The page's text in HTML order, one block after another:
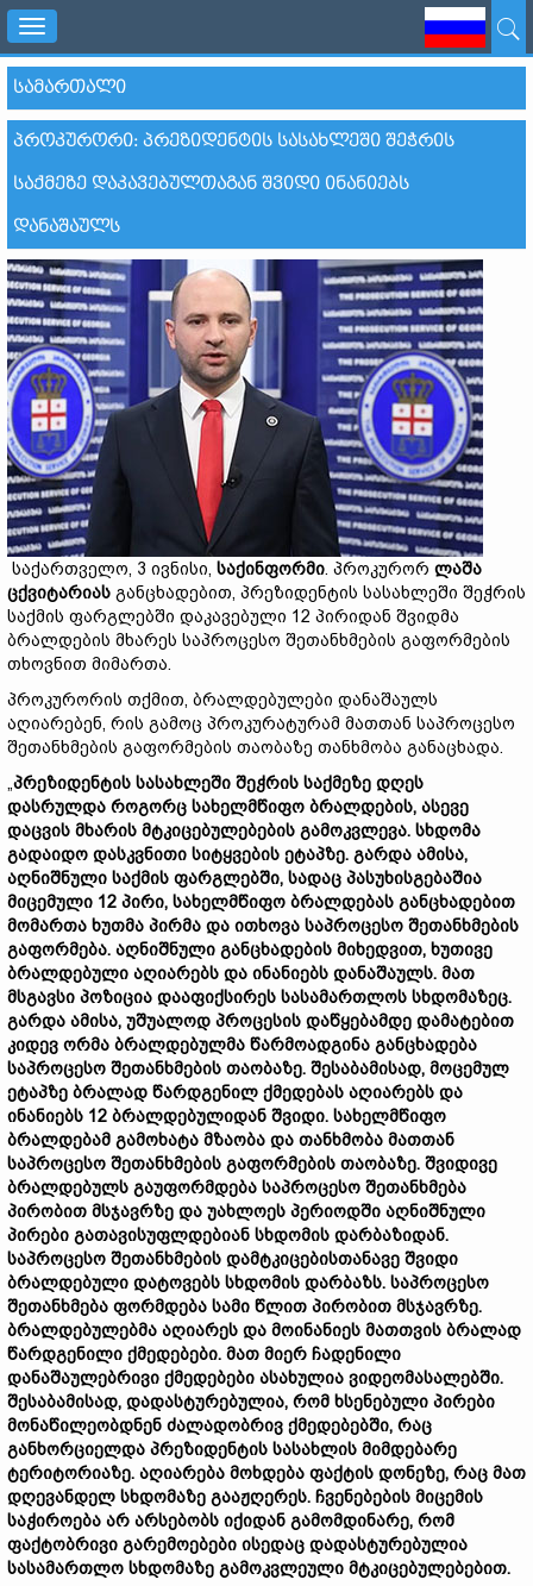
Toggle
navigation
ᲡᲐᲛᲐᲠᲗᲐᲚᲘ
ᲞᲠᲝᲙᲣᲠᲝᲠᲘ: ᲞᲠᲔᲖᲘᲓᲔᲜᲢᲘᲡ ᲡᲐᲡᲐᲮᲚᲔᲨᲘ ᲨᲔᲭᲠᲘᲡ
ᲡᲐᲥᲛᲔᲖᲔ ᲓᲐᲙᲐᲕᲔᲑᲣᲚᲗᲐᲒᲐᲜ ᲨᲕᲘᲓᲘ ᲘᲜᲐᲜᲘᲔᲑᲡ
ᲓᲐᲜᲐᲨᲐᲣᲚᲡ
საქართველო, 3 ივნისი, საქინფორმი. პროკურორ ლაშა
ცქვიტარიას განცხადებით, პრეზიდენტის სასახლეში შეჭრის
საქმის ფარგლებში დაკავებული 12 პირიდან შვიდმა
ბრალდების მხარეს საპროცესო შეთანხმების გაფორმების
თხოვნით მიმართა.
პროკურორის თქმით, ბრალდებულები დანაშაულს
აღიარებენ, რის გამოც პროკურატურამ მათთან საპროცესო
შეთანხმების გაფორმების თაობაზე თანხმობა განაცხადა.
„პრეზიდენტის სასახლეში შეჭრის საქმეზე დღეს
დასრულდა როგორც სახელმწიფო ბრალდების, ასევე
დაცვის მხარის მტკიცებულებების გამოკვლევა. სხდომა
გადაიდო დასკვნითი სიტყვების ეტაპზე. გარდა ამისა,
აღნიშნული საქმის ფარგლებში, სადაც პასუხისგებაშია
მიცემული 12 პირი, სახელმწიფო ბრალდებას განცხადებით
მომართა ხუთმა პირმა და ითხოვა საპროცესო შეთანხმების
გაფორმება. აღნიშნული განცხადების მიხედვით, ხუთივე
ბრალდებული აღიარებს და ინანიებს დანაშაულს. მათ
მსგავსი პოზიცია დააფიქსირეს სასამართლოს სხდომაზეც.
გარდა ამისა, უშუალოდ პროცესის დაწყებამდე დამატებით
კიდევ ორმა ბრალდებულმა წარმოადგინა განცხადება
საპროცესო შეთანხმების თაობაზე. შესაბამისად, მოცემულ
ეტაპზე ბრალად წარდგენილ ქმედებას აღიარებს და
ინანიებს 12 ბრალდებულიდან შვიდი. სახელმწიფო
ბრალდებამ გამოხატა მზაობა და თანხმობა მათთან
საპროცესო შეთანხმების გაფორმების თაობაზე. შვიდივე
ბრალდებულს გაუფორმდება საპროცესო შეთანხმება
პირობით მსჯავრზე და უახლოეს პერიოდში აღნიშნული
პირები გათავისუფლდებიან სხდომის დარბაზიდან.
საპროცესო შეთანხმების დამტკიცებისთანავე შვიდი
ბრალდებული დატოვებს სხდომის დარბაზს. საპროცესო
შეთანხმება ფორმდება სამი წლით პირობით მსჯავრზე.
ბრალდებულებმა აღიარეს და მოინანიეს მათთვის ბრალად
წარდგენილი ქმედებები. მათ მიერ ჩადენილი
დანაშაულებრივი ქმედებები ასახულია ვიდეომასალებში.
შესაბამისად, დადასტურებულია, რომ ხსენებული პირები
მონაწილეობდნენ ძალადობრივ ქმედებებში, რაც
განხორციელდა პრეზიდენტის სასახლის მიმდებარე
ტერიტორიაზე. აღიარება მოხდება ფაქტის დონეზე, რაც მათ
დღევანდელ სხდომაზე გააჟღერეს. ჩვენებების მიცემის
საჭიროება არ არსებობს იქიდან გამომდინარე, რომ
ფაქტობრივი გარემოებები ისედაც დადასტურებულია
სასამართლო სხდომაზე გამოკვლეული მტკიცებულებებით.